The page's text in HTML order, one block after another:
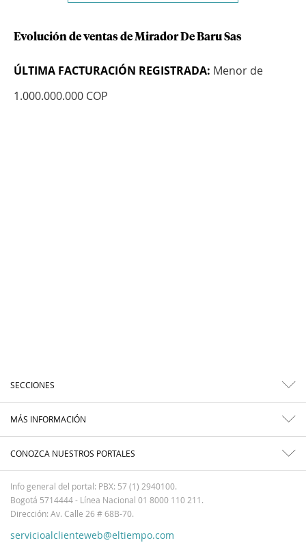
Evolución de ventas de Mirador De Baru Sas
ÚLTIMA FACTURACIÓN REGISTRADA: Menor de
1.000.000.000 COP
SECCIONES
MÁS INFORMACIÓN
CONOZCA NUESTROS PORTALES
Info general del portal: PBX: 57 (1) 2940100.
Bogotá 5714444 - Línea Nacional 01 8000 110 211.
Dirección: Av. Calle 26 # 68B-70.
servicioalclienteweb@eltiempo.com